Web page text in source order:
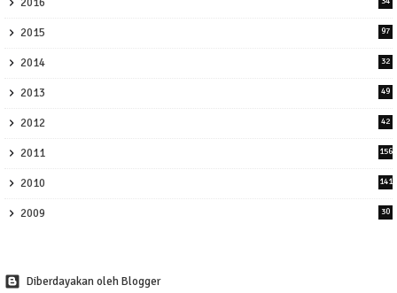
2015 97
2014 32
2013 49
2012 42
2011 156
2010 141
2009 30
Diberdayakan oleh Blogger